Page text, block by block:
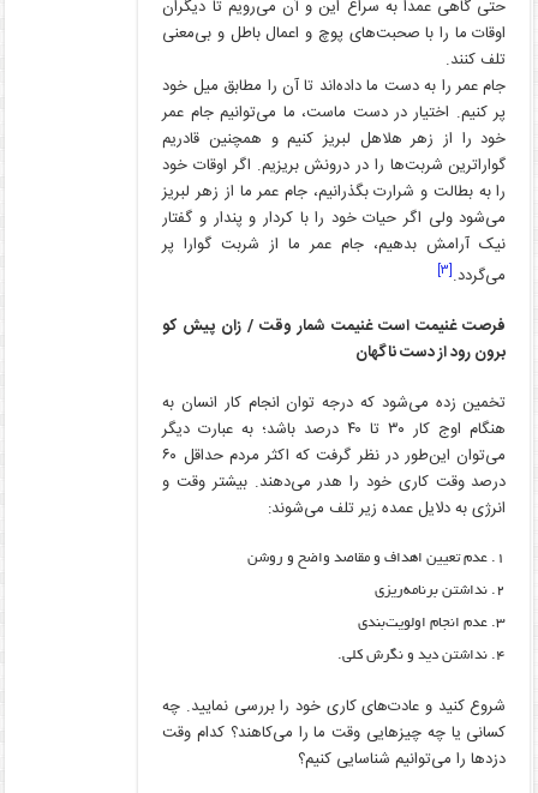
حتی گاهی عمداً به سراغ این و آن می‌رویم تا دیگران
اوقات ما را با صحبت‌های پوچ و اعمال باطل و بی‌معنی
تلف کنند.
جام عمر را به دست ما داده‌اند تا آن را مطابق میل خود
پر کنیم. اختیار در دست ماست، ما می‌توانیم جام عمر
خود را از زهر هلاهل لبریز کنیم و همچنین قادریم
گواراترین شربت‌ها را در درونش بریزیم. اگر اوقات خود
را به بطالت و شرارت بگذرانیم، جام عمر ما از زهر لبریز
می‌شود ولی اگر حیات خود را با کردار و پندار و گفتار
نیک آرامش بدهیم، جام عمر ما از شربت گوارا پر
می‌گردد.[۳]
فرصت غنیمت است غنیمت شمار وقت / زان پیش کو
برون رود از دست ناگهان
تخمین زده می‌شود که درجه توان انجام کار انسان به
هنگام اوج کار ۳۰ تا ۴۰ درصد باشد؛ به عبارت دیگر
می‌توان این‌طور در نظر گرفت که اکثر مردم حداقل ۶۰
درصد وقت کاری خود را هدر می‌دهند. بیشتر وقت و
انرژی به دلایل عمده زیر تلف می‌شوند:
عدم تعیین اهداف و مقاصد واضح و روشن
نداشتن برنامه‌ریزی
عدم انجام اولویت‌بندی
نداشتن دید و نگرش کلی.
شروع کنید و عادت‌های کاری خود را بررسی نمایید. چه
کسانی یا چه چیزهایی وقت ما را می‌کاهند؟ کدام وقت
دزدها را می‌توانیم شناسایی کنیم؟